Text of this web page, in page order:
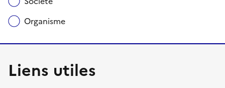
Organisme
Liens utiles